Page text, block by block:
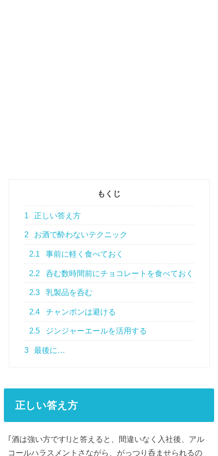
もくじ
1 正しい答え方
2 お酒で酔わないテクニック
2.1 事前に軽く食べておく
2.2 呑む数時間前にチョコレートを食べておく
2.3 乳製品を呑む
2.4 チャンポンは避ける
2.5 ジンジャーエールを活用する
3 最後に…
正しい答え方
｢酒は強い方です!｣と答えると、間違いなく入社後、アル
コールハラスメントさながら、がっつり呑ませられるの